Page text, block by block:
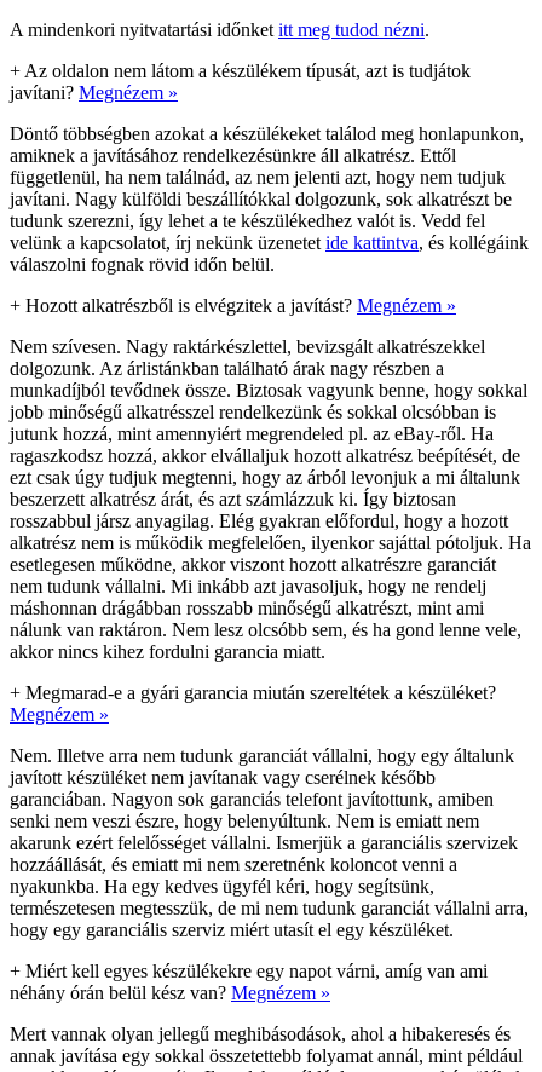
A mindenkori nyitvatartási időnket itt meg tudod nézni.
+ Az oldalon nem látom a készülékem típusát, azt is tudjátok
javítani? Megnézem »
Döntő többségben azokat a készülékeket találod meg honlapunkon,
amiknek a javításához rendelkezésünkre áll alkatrész. Ettől
függetlenül, ha nem találnád, az nem jelenti azt, hogy nem tudjuk
javítani. Nagy külföldi beszállítókkal dolgozunk, sok alkatrészt be
tudunk szerezni, így lehet a te készülékedhez valót is. Vedd fel
velünk a kapcsolatot, írj nekünk üzenetet ide kattintva, és kollégáink
válaszolni fognak rövid időn belül.
+ Hozott alkatrészből is elvégzitek a javítást? Megnézem »
Nem szívesen. Nagy raktárkészlettel, bevizsgált alkatrészekkel
dolgozunk. Az árlistánkban található árak nagy részben a
munkadíjból tevődnek össze. Biztosak vagyunk benne, hogy sokkal
jobb minőségű alkatrésszel rendelkezünk és sokkal olcsóbban is
jutunk hozzá, mint amennyiért megrendeled pl. az eBay-ről. Ha
ragaszkodsz hozzá, akkor elvállaljuk hozott alkatrész beépítését, de
ezt csak úgy tudjuk megtenni, hogy az árból levonjuk a mi általunk
beszerzett alkatrész árát, és azt számlázzuk ki. Így biztosan
rosszabbul jársz anyagilag. Elég gyakran előfordul, hogy a hozott
alkatrész nem is működik megfelelően, ilyenkor sajáttal pótoljuk. Ha
esetlegesen működne, akkor viszont hozott alkatrészre garanciát
nem tudunk vállalni. Mi inkább azt javasoljuk, hogy ne rendelj
máshonnan drágábban rosszabb minőségű alkatrészt, mint ami
nálunk van raktáron. Nem lesz olcsóbb sem, és ha gond lenne vele,
akkor nincs kihez fordulni garancia miatt.
+ Megmarad-e a gyári garancia miután szereltétek a készüléket?
Megnézem »
Nem. Illetve arra nem tudunk garanciát vállalni, hogy egy általunk
javított készüléket nem javítanak vagy cserélnek később
garanciában. Nagyon sok garanciás telefont javítottunk, amiben
senki nem veszi észre, hogy belenyúltunk. Nem is emiatt nem
akarunk ezért felelősséget vállalni. Ismerjük a garanciális szervizek
hozzáállását, és emiatt mi nem szeretnénk koloncot venni a
nyakunkba. Ha egy kedves ügyfél kéri, hogy segítsünk,
természetesen megtesszük, de mi nem tudunk garanciát vállalni arra,
hogy egy garanciális szerviz miért utasít el egy készüléket.
+ Miért kell egyes készülékekre egy napot várni, amíg van ami
néhány órán belül kész van? Megnézem »
Mert vannak olyan jellegű meghibásodások, ahol a hibakeresés és
annak javítása egy sokkal összetettebb folyamat annál, mint például